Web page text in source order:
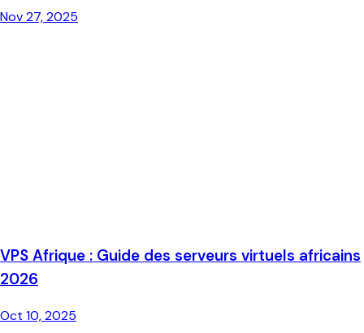
Nov 27, 2025
VPS Afrique : Guide des serveurs virtuels africains
2026
Oct 10, 2025